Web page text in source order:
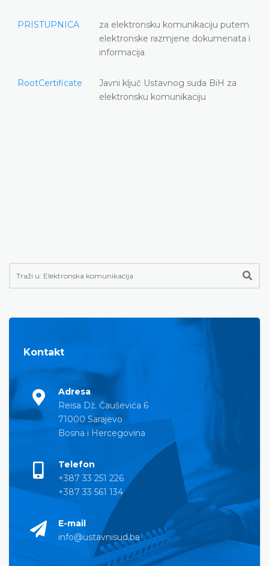
PRISTUPNICA
za elektronsku komunikaciju putem
elektronske razmjene dokumenata i
informacija
RootCertificate
Javni ključ Ustavnog suda BiH za
elektronsku komunikaciju
Kontakt
Adresa
Reisa Dž. Čauševića 6
71000 Sarajevo
Bosna i Hercegovina
Telefon
+387 33 251 226
+387 33 561 134
E-mail
info@ustavnisud.ba